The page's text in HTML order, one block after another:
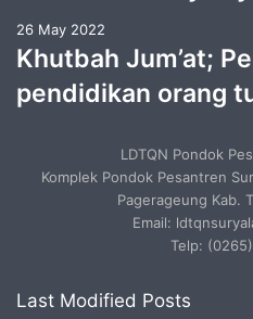
26 May 2022
Khutbah Jum’at;
pendidikan orang
LDTQN Pondok
Komplek Pondok Pesantren
Pagerageung Kab.
Email:
Telp:
Last Modified Posts